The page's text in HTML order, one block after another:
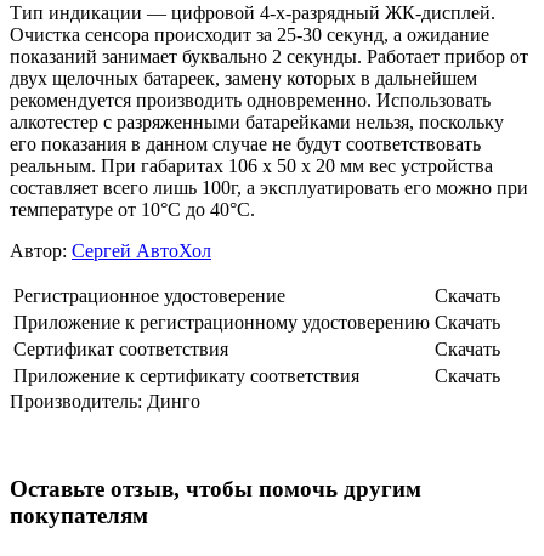
Тип индикации — цифровой 4-х-разрядный ЖК-дисплей.
Очистка сенсора происходит за 25-30 секунд, а ожидание
показаний занимает буквально 2 секунды. Работает прибор от
двух щелочных батареек, замену которых в дальнейшем
рекомендуется производить одновременно. Использовать
алкотестер с разряженными батарейками нельзя, поскольку
его показания в данном случае не будут соответствовать
реальным. При габаритах 106 х 50 х 20 мм вес устройства
составляет всего лишь 100г, а эксплуатировать его можно при
температуре от 10°С до 40°С.
Автор: Сергей АвтоХол
Регистрационное удостоверение
Скачать
Приложение к регистрационному удостоверению Скачать
Сертификат соответствия
Скачать
Приложение к сертификату соответствия
Скачать
Производитель: Динго
Оставьте отзыв, чтобы помочь другим
покупателям